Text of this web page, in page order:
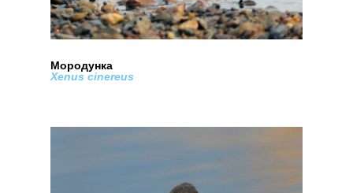
Мородунка
Xenus cinereus